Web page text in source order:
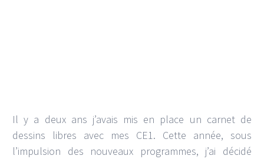
Il y a deux ans j’avais mis en place un carnet de
dessins libres avec mes CE1. Cette année, sous
l’impulsion des nouveaux programmes, j’ai décidé